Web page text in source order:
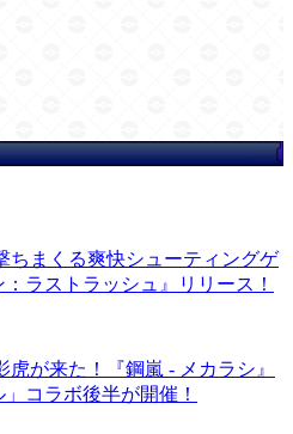
ちまくる爽快シューティングゲ
ラストラッシュ』リリース！
虎が来た！『鋼嵐 - メカラシ』
コラボ後半が開催！